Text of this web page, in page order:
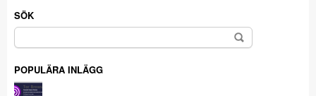
SÖK
Sök
efter:
POPULÄRA INLÄGG